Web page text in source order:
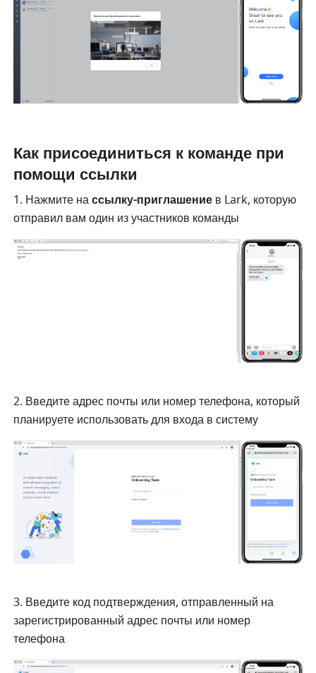
Как присоединиться к команде при
помощи ссылки
1. Нажмите на ссылку-приглашение в Lark, которую
отправил вам один из участников команды
2. Введите адрес почты или номер телефона, который
планируете использовать для входа в систему
3. Введите код подтверждения, отправленный на
зарегистрированный адрес почты или номер
телефона